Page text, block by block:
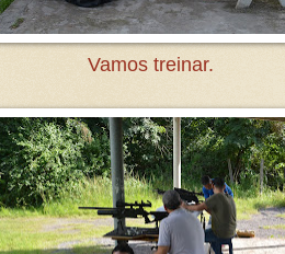
Vamos treinar.